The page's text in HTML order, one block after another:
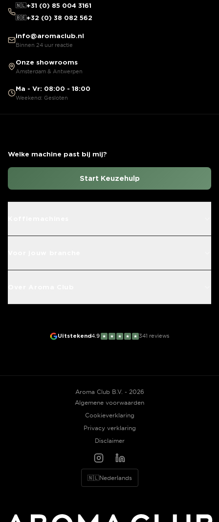
🇳🇱+31 (0) 85 004 3161
🇧🇪+32 (0) 38 082 562
info@aromaclub.nl
Binnen 24 uur reactie
Onze showrooms
Amsterdam & Antwerpen
Ma - Vr: 08:00 - 18:00
Weekend: Gesloten
Welke machine past bij mij?
Start Keuzehulp
Uitstekend4.9 ★ ★ ★ ★ ★ 341 reviews
Aroma Club B.V. - 2026
Algemene voorwaarden
Cookieverklaring
Privacy verklaring
Disclaimer
🇳🇱Nederlands